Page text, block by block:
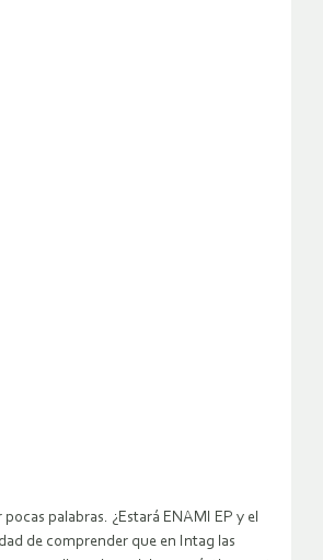
palabras. ¿Estará ENAMI EP y el
de comprender que en Intag las